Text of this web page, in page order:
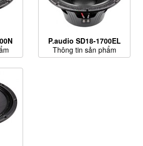
P.audio SD18-1700EL
Thông tin sản phẩm